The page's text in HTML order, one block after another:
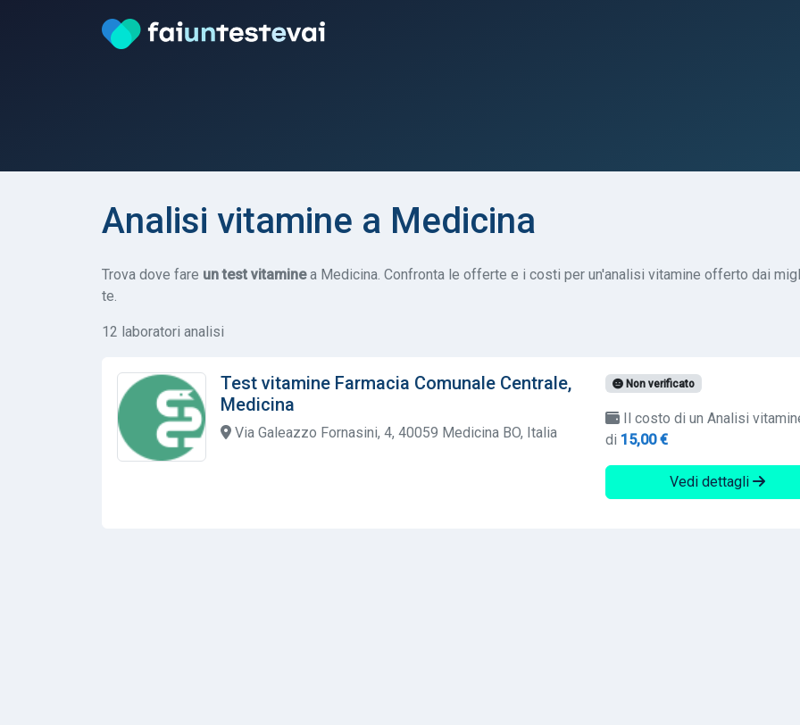
Analisi vitamine a Medicina
Trova dove fare un test vitaminea Medicina. Confronta le offerte e i costi per un'analisi vitamine offerto dai
te.
12 laboratori analisi
Test vitamine Farmacia Comunale Centrale,
Medicina
Via Galeazzo Fornasini, 4, 40059 Medicina BO, Italia
Non verificato
Il costo di un Analisi
di 15,00 €
Vedi dettagli